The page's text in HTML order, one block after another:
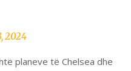
2024
planeve të Chelsea dhe